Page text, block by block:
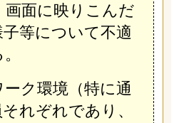
面に映りこんだ
等について不適
ク環境（特に通
れぞれであり、